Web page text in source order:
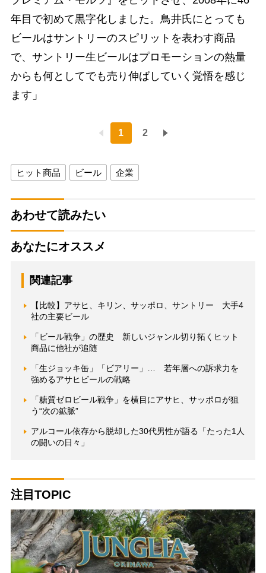
年目で初めて黒字化しました。鳥井氏にとっても
ビールはサントリーのスピリットを表わす商品
で、サントリー生ビールはプロモーションの熱量
からも何としてでも売り伸ばしていく覚悟を感じ
ます」
1 2
ヒット商品 ビール 企業
あわせて読みたい
あなたにオススメ
関連記事
【比較】アサヒ、キリン、サッポロ、サントリー 大手4
社の主要ビール
「ビール戦争」の歴史 新しいジャンル切り拓くヒット
商品に他社が追随
「生ジョッキ缶」「ビアリー」… 若年層への訴求力を
強めるアサヒビールの戦略
「糖質ゼロビール戦争」を横目にアサヒ、サッポロが狙
う“次の鉱脈”
アルコール依存から脱却した30代男性が語る「たった1人
の闘いの日々」
注目TOPIC